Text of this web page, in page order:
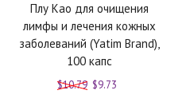
Плу Као для очищения
лимфы и лечения кожных
заболеваний (Yatim Brand),
100 капс
$10.79 $9.73